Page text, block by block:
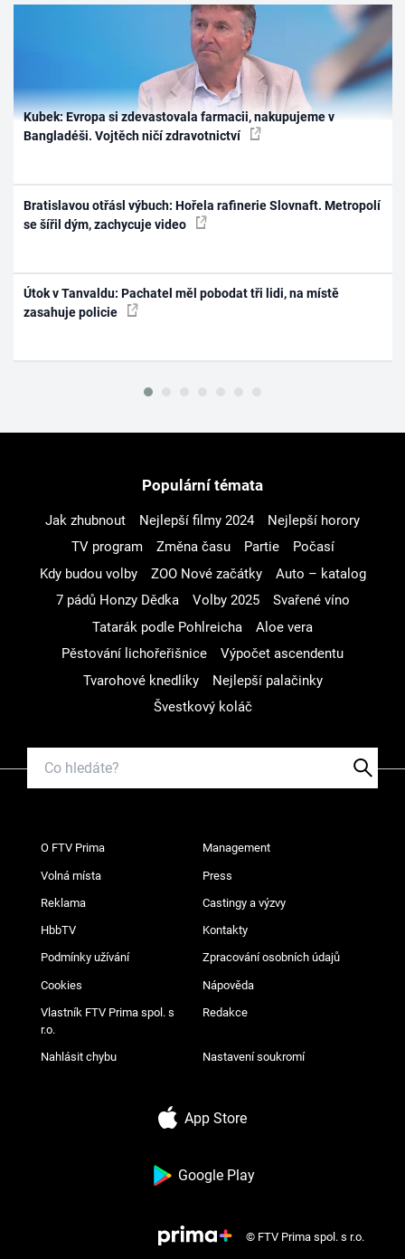
Kubek: Evropa si zdevastovala farmacii, nakupujeme v
Bangladéši. Vojtěch ničí zdravotnictví
Bratislavou otřásl výbuch: Hořela rafinerie Slovnaft. Metropolí
se šířil dým, zachycuje video
Útok v Tanvaldu: Pachatel měl pobodat tři lidi, na místě
zasahuje policie
Populární témata
Jak zhubnout Nejlepší filmy 2024
Nejlepší horory
TV program
Změna času Partie
Počasí
Kdy budou volby
ZOO Nové začátky
Auto – katalog
7 pádů Honzy Dědka
Volby 2025
Svařené víno
Tatarák podle Pohlreicha
Aloe vera
Pěstování lichořeřišnice
Výpočet ascendentu
Tvarohové knedlíky
Nejlepší palačinky
Švestkový koláč
O FTV Prima Management
Volná místa Press
Reklama Castingy a výzvy
HbbTV Kontakty
Podmínky užívání Zpracování osobních údajů
Cookies Nápověda
Vlastník FTV Prima spol. s
r.o.
Redakce
Nahlásit chybu Nastavení soukromí
App Store
Google Play
© FTV Prima spol. s r.o.